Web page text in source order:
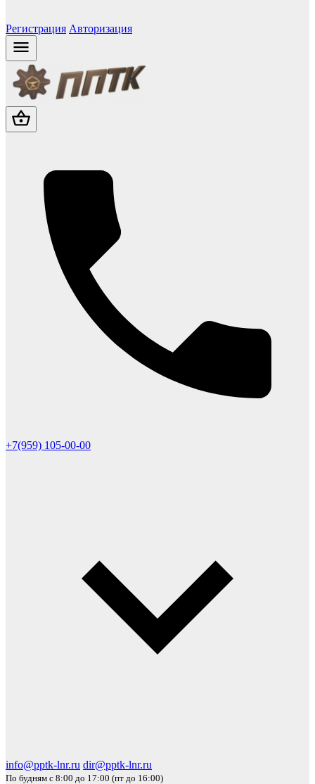
Регистрация Авторизация
+7(959) 105-00-00
info@pptk-lnr.ru dir@pptk-lnr.ru
По будням с 8:00 до 17:00 (пт до 16:00)